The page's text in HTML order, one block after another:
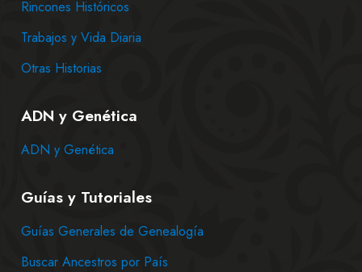
Rincones Históricos
Trabajos y Vida Diaria
Otras Historias
ADN y Genética
ADN y Genética
Guías y Tutoriales
Guías Generales de Genealogía
Buscar Ancestros por País